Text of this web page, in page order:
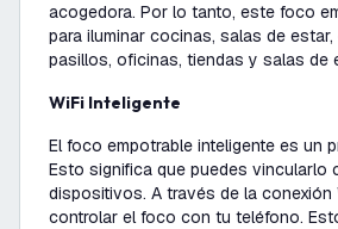
acogedora. Por lo tanto, este foco
para iluminar cocinas, salas de
pasillos, oficinas, tiendas y salas de
WiFi Inteligente
El foco empotrable inteligente es un
Esto significa que puedes vincularlo
dispositivos. A través de la conexión
controlar el foco con tu teléfono.